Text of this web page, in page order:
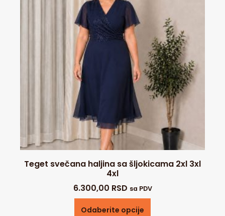
Teget svečana haljina sa šljokicama 2xl 3xl
4xl
6.300,00 RSD sa PDV
Odaberite opcije